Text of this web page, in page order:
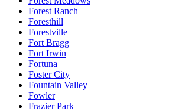
Forest Ranch
Foresthill
Forestville
Fort Bragg
Fort Irwin
Fortuna
Foster City
Fountain Valley
Fowler
Frazier Park